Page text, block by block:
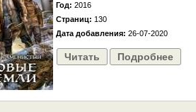
Год: 2016
Страниц: 130
Дата добавления: 26-07-2020
Читать Подробнее